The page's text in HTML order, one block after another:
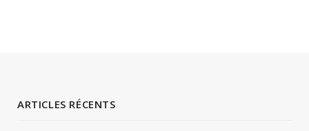
ARTICLES RÉCENTS